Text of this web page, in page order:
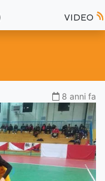
VIDEO
8 anni fa